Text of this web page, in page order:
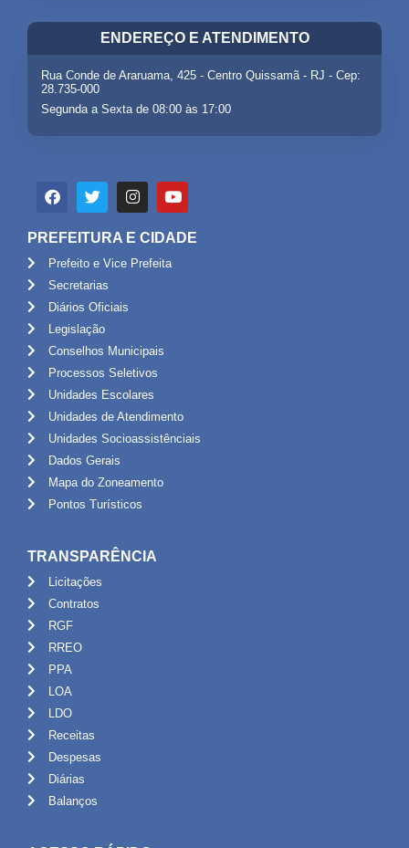
ENDEREÇO E ATENDIMENTO
Rua Conde de Araruama, 425 - Centro Quissamã - RJ - Cep:
28.735-000
Segunda a Sexta de 08:00 às 17:00
PREFEITURA E CIDADE
Prefeito e Vice Prefeita
Secretarias
Diários Oficiais
Legislação
Conselhos Municipais
Processos Seletivos
Unidades Escolares
Unidades de Atendimento
Unidades Socioassistênciais
Dados Gerais
Mapa do Zoneamento
Pontos Turísticos
TRANSPARÊNCIA
Licitações
Contratos
RGF
RREO
PPA
LOA
LDO
Receitas
Despesas
Diárias
Balanços